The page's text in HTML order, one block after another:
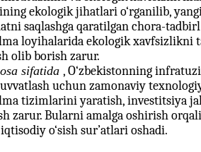
ekologik jihatlari o‘rganilib,
saqlashga qaratilgan chora-tadbirl
loyihalarida ekologik xavfsizlikni
olib borish zarur.
sifatida , O‘zbekistonning
uchun zamonaviy
tizimlarini yaratish, investitsiya
zarur. Bularni amalga oshirish
o‘sish sur’atlari oshadi.